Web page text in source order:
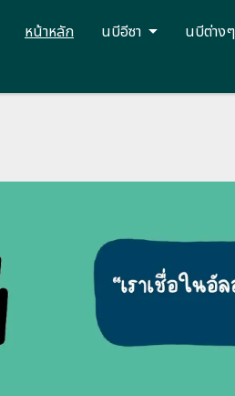
หน้าหลัก นบีอีซา นบีต่างๆ